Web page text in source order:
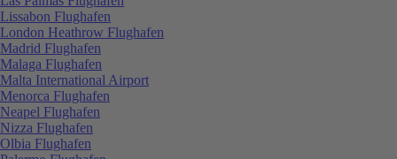
Lissabon Flughafen
London Heathrow Flughafen
Madrid Flughafen
Malaga Flughafen
Malta International Airport
Menorca Flughafen
Neapel Flughafen
Nizza Flughafen
Olbia Flughafen